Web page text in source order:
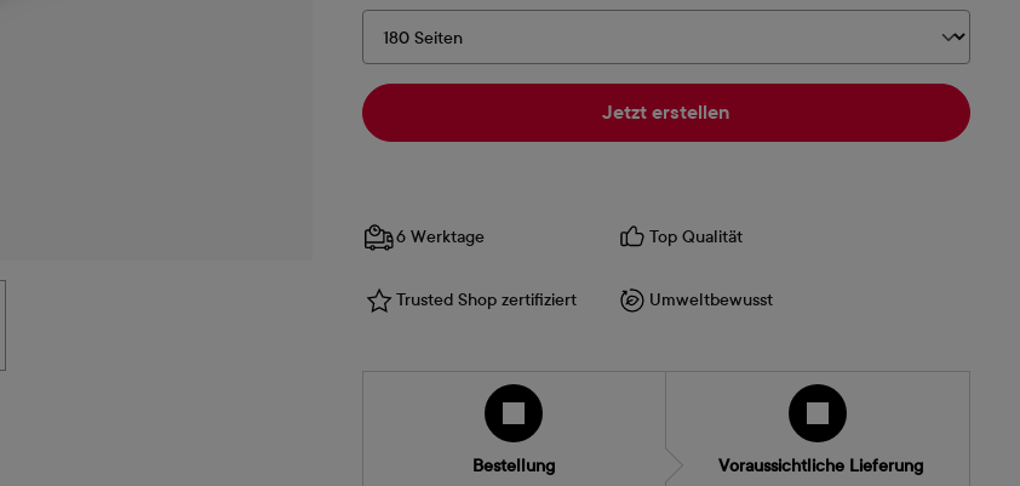
Jetzt erstellen
6 Werktage Top Qualität
Trusted Shop zertifiziert Umweltbewusst
Bestellung
Voraussichtliche Lieferung